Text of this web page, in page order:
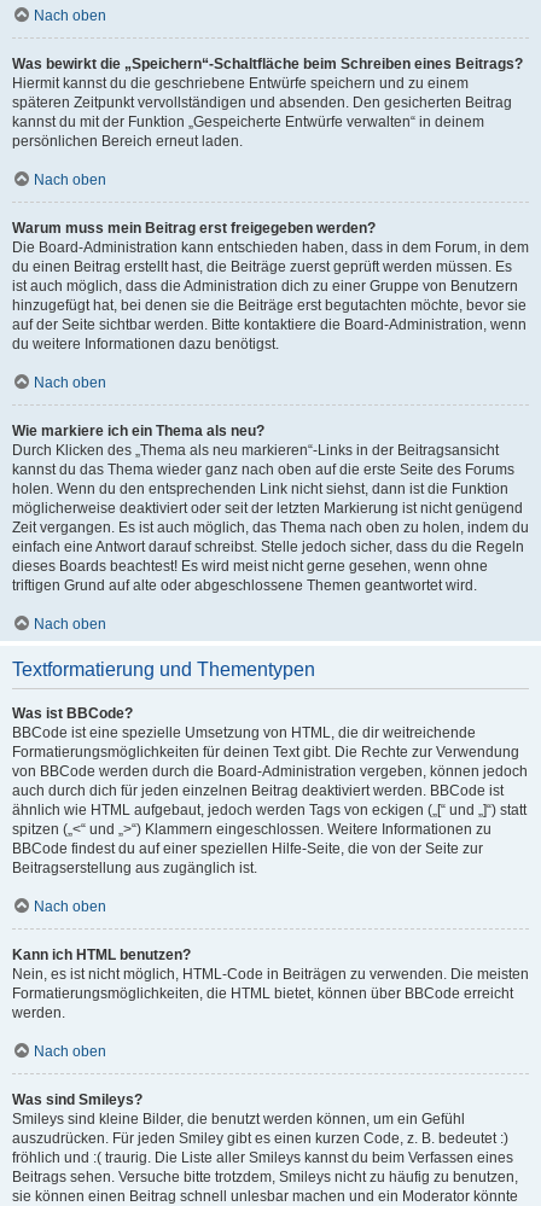
Nach oben
Was bewirkt die „Speichern“-Schaltfläche beim Schreiben eines Beitrags?
Hiermit kannst du die geschriebene Entwürfe speichern und zu einem
späteren Zeitpunkt vervollständigen und absenden. Den gesicherten Beitrag
kannst du mit der Funktion „Gespeicherte Entwürfe verwalten“ in deinem
persönlichen Bereich erneut laden.
Nach oben
Warum muss mein Beitrag erst freigegeben werden?
Die Board-Administration kann entschieden haben, dass in dem Forum, in dem
du einen Beitrag erstellt hast, die Beiträge zuerst geprüft werden müssen. Es
ist auch möglich, dass die Administration dich zu einer Gruppe von Benutzern
hinzugefügt hat, bei denen sie die Beiträge erst begutachten möchte, bevor sie
auf der Seite sichtbar werden. Bitte kontaktiere die Board-Administration, wenn
du weitere Informationen dazu benötigst.
Nach oben
Wie markiere ich ein Thema als neu?
Durch Klicken des „Thema als neu markieren“-Links in der Beitragsansicht
kannst du das Thema wieder ganz nach oben auf die erste Seite des Forums
holen. Wenn du den entsprechenden Link nicht siehst, dann ist die Funktion
möglicherweise deaktiviert oder seit der letzten Markierung ist nicht genügend
Zeit vergangen. Es ist auch möglich, das Thema nach oben zu holen, indem du
einfach eine Antwort darauf schreibst. Stelle jedoch sicher, dass du die Regeln
dieses Boards beachtest! Es wird meist nicht gerne gesehen, wenn ohne
triftigen Grund auf alte oder abgeschlossene Themen geantwortet wird.
Nach oben
Textformatierung und Thementypen
Was ist BBCode?
BBCode ist eine spezielle Umsetzung von HTML, die dir weitreichende
Formatierungsmöglichkeiten für deinen Text gibt. Die Rechte zur Verwendung
von BBCode werden durch die Board-Administration vergeben, können jedoch
auch durch dich für jeden einzelnen Beitrag deaktiviert werden. BBCode ist
ähnlich wie HTML aufgebaut, jedoch werden Tags von eckigen („[“ und „]“) statt
spitzen („<“ und „>“) Klammern eingeschlossen. Weitere Informationen zu
BBCode findest du auf einer speziellen Hilfe-Seite, die von der Seite zur
Beitragserstellung aus zugänglich ist.
Nach oben
Kann ich HTML benutzen?
Nein, es ist nicht möglich, HTML-Code in Beiträgen zu verwenden. Die meisten
Formatierungsmöglichkeiten, die HTML bietet, können über BBCode erreicht
werden.
Nach oben
Was sind Smileys?
Smileys sind kleine Bilder, die benutzt werden können, um ein Gefühl
auszudrücken. Für jeden Smiley gibt es einen kurzen Code, z. B. bedeutet :)
fröhlich und :( traurig. Die Liste aller Smileys kannst du beim Verfassen eines
Beitrags sehen. Versuche bitte trotzdem, Smileys nicht zu häufig zu benutzen,
sie können einen Beitrag schnell unlesbar machen und ein Moderator könnte